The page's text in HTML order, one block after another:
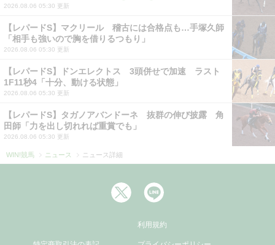
2026.08.06 05:30 更新
【レパードS】マクリール 稽古には合格点も…手塚久師
「相手も強いので胸を借りるつもり」
2026.08.06 05:30 更新
【レパードS】ドンエレクトス 3頭併せで加速 ラスト
1F11秒4「十分、動ける状態」
2026.08.06 05:30 更新
【レパードS】タガノアバンドーネ 抜群の伸び披露 角
田師「力を出し切れれば重賞でも」
2026.08.06 05:30 更新
WIN!競馬 ニュース ニュース詳細
利用規約